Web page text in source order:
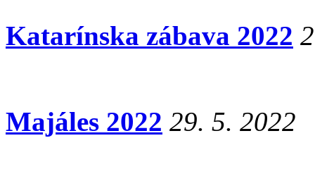
Katarínska zábava 2022
Majáles 2022 29. 5. 2022